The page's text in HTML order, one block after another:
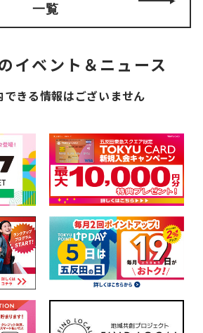
一覧
イベント＆ニュース
できる情報はございません